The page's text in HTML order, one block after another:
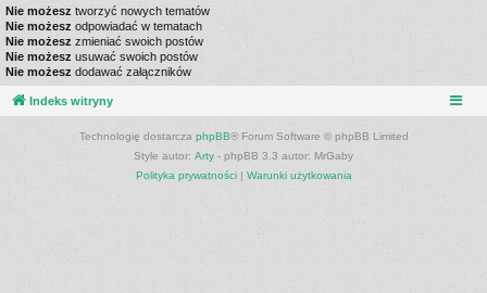
Nie możesz tworzyć nowych tematów
Nie możesz odpowiadać w tematach
Nie możesz zmieniać swoich postów
Nie możesz usuwać swoich postów
Nie możesz dodawać załączników
Indeks witryny
Technologię dostarcza phpBB® Forum Software © phpBB Limited
Style autor: Arty - phpBB 3.3 autor: MrGaby
Polityka prywatności| Warunki użytkowania